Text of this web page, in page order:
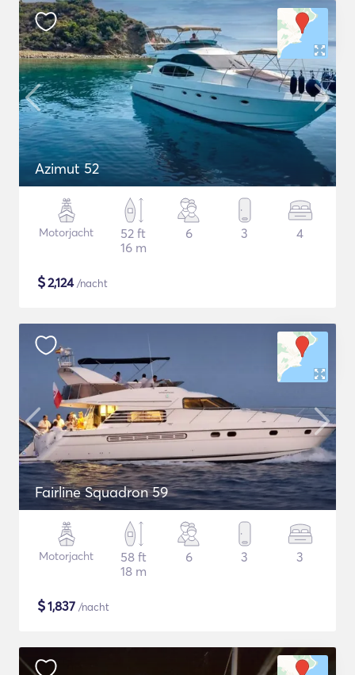
Azimut 52
Motorjacht
52 ft
16 m
6 3 4
$2,124/nacht
Fairline Squadron 59
Motorjacht
58 ft
18 m
6 3 3
$1,837 /nacht